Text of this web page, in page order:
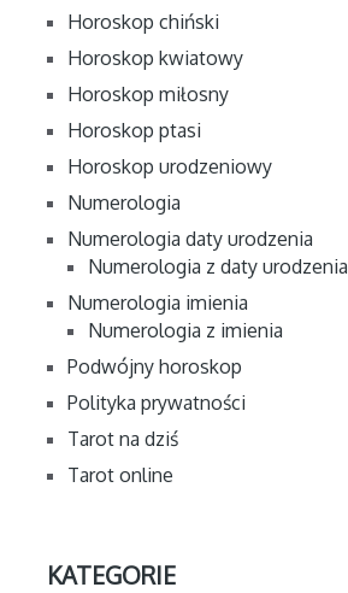
Horoskop chiński
Horoskop kwiatowy
Horoskop miłosny
Horoskop ptasi
Horoskop urodzeniowy
Numerologia
Numerologia daty urodzenia
Numerologia z daty urodzenia
Numerologia imienia
Numerologia z imienia
Podwójny horoskop
Polityka prywatności
Tarot na dziś
Tarot online
KATEGORIE